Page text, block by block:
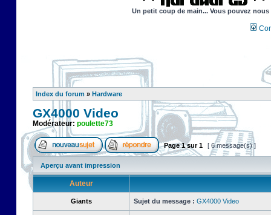
Un petit coup de main... Vous pouvez
Index du forum » Hardware
GX4000 Video
Modérateur: poulette73
Page1sur1 [ 6 message(s) ]
Aperçu avant impression
Auteur
Giants Sujet du message : GX4000 Video